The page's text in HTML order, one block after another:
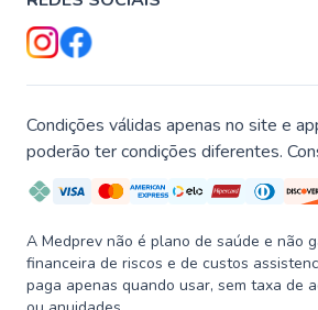
Condições válidas apenas no site e
poderão ter condições diferentes.
A Medprev não é plano de saúde e não
financeira de riscos e de custos
paga apenas quando usar, sem taxa de